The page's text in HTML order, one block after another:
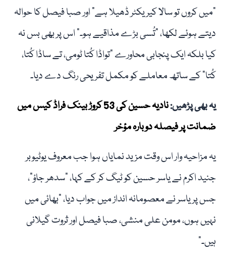
"میں کروں تو سالا کیریکٹر ڈھیلا ہے” اور صبا فیصل کا حوالہ
دیتے ہوئے لکھا، "تُسی بڑے مذاقیے ہو۔” اس پر بھی بس نہ
کیا بلکہ ایک پنجابی محاورے "تواڈا کُتا ٹومی، تے ساڈا کُتا،
کُتا” کے ساتھ معاملے کو مکمل تفریحی رنگ دے دیا۔
یہ بھی پڑھیں:
نادیہ حسین کی 53 کروڑ بینک فراڈ کیس میں
ضمانت پر فیصلہ دوبارہ مؤخر
یہ مزاحیہ وار اس وقت مزید نمایاں ہوا جب معروف یوٹیوبر
جنید اکرم نے یاسر حسین کو ٹیگ کر کے کہا، "سدھر جاؤ”،
جس پر یاسر نے معصومانہ انداز میں جواب دیا، "بھائی میں
نہیں ہوں، مومن علی منشی، صبا فیصل اور ثروت گیلانی
ہیں۔”